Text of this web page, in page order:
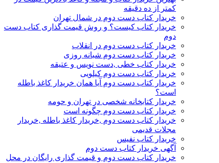
کمتر از ده دقیقه
خریدار کتاب دست دوم در شمال تهران
خریدار کتاب کیست؟ و روش قیمت گذاری کتاب دست
دوم
خریدار کتاب دست دوم در انقلاب
خریدار کتاب دست دوم شبانه روزی
خریدار کتاب خطی ,دست نویس و عتیقه
خریدار کتاب دست دوم کیلویی
خریدار کتاب دست دوم آیا همان خریدار کاغذ باطله
است؟
خریدار کتابخانه شخصی در تهران و حومه
خریدار کتاب دست دوم چگونه است
خریدار کتاب دست دوم ,خریدار کاغذ باطله ,خریدار
مجلات قدیمی
خریدار کتاب نفیس
آگهی خریدار کتاب دست دوم
خریدار کتاب دست دوم و قیمت گذاری رایگان در محل